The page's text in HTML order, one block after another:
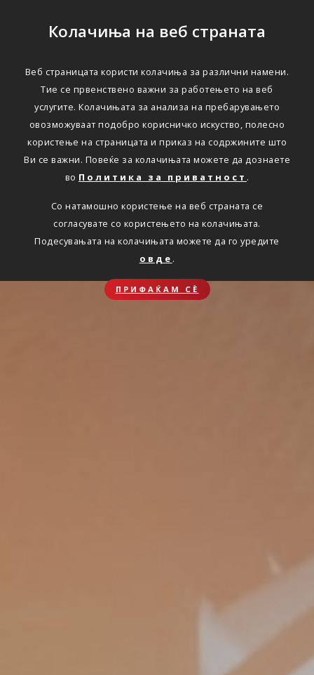
Колачиња на веб страната
Веб страницата користи колачиња за различни намени.
Тие се првенствено важни за работењето на веб
услугите. Колачињата за анализа на пребарувањето
овозможуваат подобро корисничко искуство, полесно
користење на страницата и приказ на содржините што
Ви се важни. Повеќе за колачињата можете да дознаете
во Политика за приватност .
Со натамошно користење на веб страната се
согласувате со користењето на колачињата.
Подесувањата на колачињата можете да го уредите
овде .
ПРИФАЌАМ СЀ